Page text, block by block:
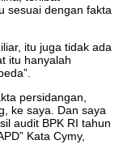
sesuai dengan fakta
itu juga tidak ada
itu hanyalah
persidangan,
ke saya. Dan saya
audit BPK RI tahun
Kata Cymy,